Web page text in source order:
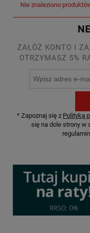
Nie znaleziono
ZAŁÓŻ KONTO I
OTRZYMASZ 5%
* Zapoznaj się z Polityką
się na dole strony w